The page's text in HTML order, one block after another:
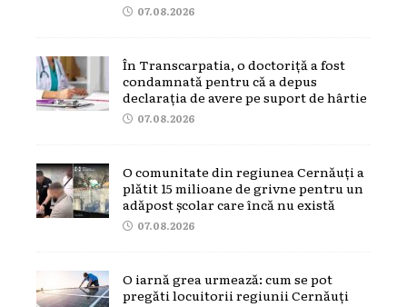
07.08.2026
În Transcarpatia, o doctoriță a fost
condamnată pentru că a depus
declarația de avere pe suport de hârtie
07.08.2026
O comunitate din regiunea Cernăuți a
plătit 15 milioane de grivne pentru un
adăpost școlar care încă nu există
07.08.2026
O iarnă grea urmează: cum se pot
pregăti locuitorii regiunii Cernăuți